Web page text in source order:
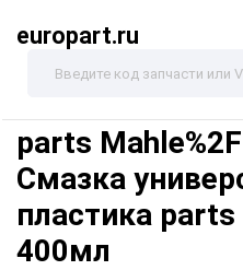
europart.ru
parts
Смазка
пластика
400мл